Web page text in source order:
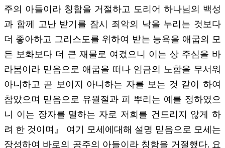
주의 아들이라 칭함을 거절하고 도리어 하나님의 백성
과 함께 고난 받기를 잠시 죄악의 낙을 누리는 것보다
더 좋아하고 그리스도를 위하여 받는 능욕을 애굽의 모
든 보화보다 더 큰 재물로 여겼으니 이는 상 주심을 바
라봄이라 믿음으로 애굽을 떠나 임금의 노함을 무서워
아니하고 곧 보이지 아니하는 자를 보는 것 같이 하여
참았으며 믿음으로 유월절과 피 뿌리는 예를 정하였으
니 이는 장자를 멸하는 자로 저희를 건드리지 않게 하
려 한 것이며』 여기 모세에대해 설명 믿음으로 모세는
장성하여 바로의 공주의 아들이라 칭함을 거절했다. 요